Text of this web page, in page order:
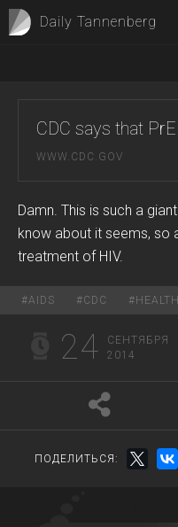
Daily Tannenberg
CDC says that
WWW.CDC.GOV
Damn. This is such a
know about it seems, so
treatment of HIV.
#AIDS #CDC # HEALTH
24
СЕНТЯБРЯ
2014
ПОДЕЛИТЬСЯ: